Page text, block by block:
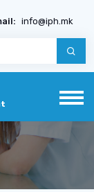
info@iph.mk